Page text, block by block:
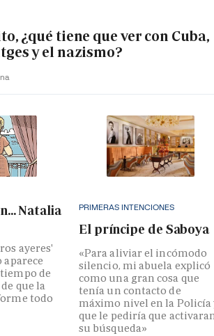
¿qué tiene que ver con Cuba,
y el nazismo?
Natalia
ayeres'
aparece
de
que la
todo
PRIMERAS INTENCIONES
El príncipe de Saboya
«Para aliviar el incómodo
silencio, mi abuela explicó
como una gran cosa que
tenía un contacto de
máximo nivel en la Policía
que le pediría que
su búsqueda»